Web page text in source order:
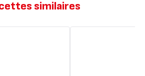
similaires